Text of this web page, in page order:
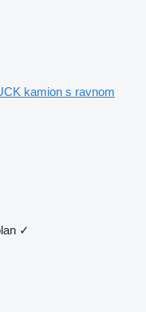
kamion s ravnom
✓